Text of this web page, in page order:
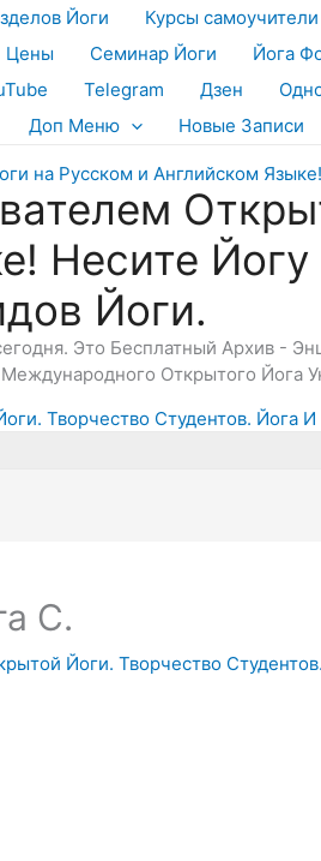
Йоги Курсы самоучители
Цены Семинар Йоги Йога
Telegram Дзен
Доп Меню Новые Записи
Несите
Йоги.
Это Бесплатный Архив -
Открытого Йога
Творчество Студентов. Йога
С.
Йоги. Творчество